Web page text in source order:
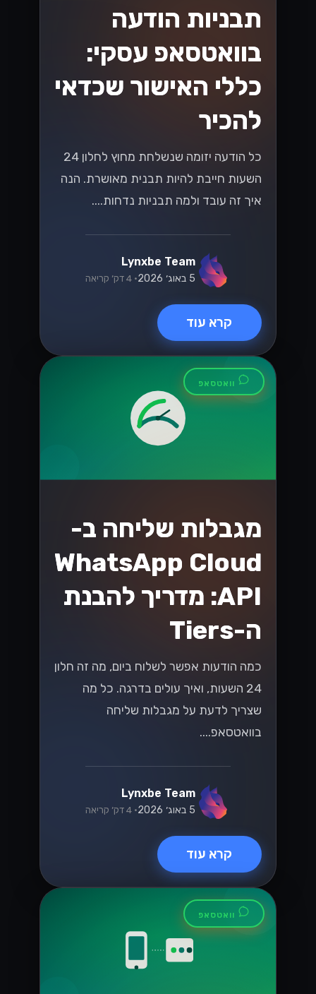
תבניות הודעה
בוואטסאפ עסקי:
כללי האישור שכדאי
להכיר
כל הודעה יזומה שנשלחת מחוץ לחלון 24
השעות חייבת להיות תבנית מאושרת. הנה
איך זה עובד ולמה תבניות נדחות....
Lynxbe Team
5 באוג׳ 2026 • 4 דק׳ קריאה
קרא עוד
וואטסאפ
מגבלות שליחה ב-
WhatsApp Cloud
API: מדריך להבנת
ה-Tiers
כמה הודעות אפשר לשלוח ביום, מה זה חלון
24 השעות, ואיך עולים בדרגה. כל מה
שצריך לדעת על מגבלות שליחה
בוואטסאפ....
Lynxbe Team
5 באוג׳ 2026 • 4 דק׳ קריאה
קרא עוד
וואטסאפ